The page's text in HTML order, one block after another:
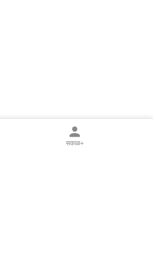
सकाळ+